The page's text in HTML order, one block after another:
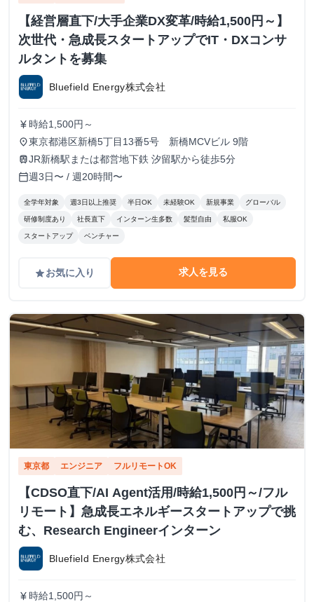
【経営層直下/大手企業DX変革/時給1,500円～】
次世代・急成長スタートアップでIT・DXコンサ
ルタントを募集
Bluefield Energy株式会社
currency_yen 時給1,500円～
place東京都港区新橋5丁目13番5号 新橋MCVビル 9階
trainJR新橋駅または都営地下鉄 汐留駅から徒歩5分
calendar_today週3日〜 / 週20時間〜
全学年対象 週3日以上推奨 半日OK 未経験OK 新規事業 グローバル
研修制度あり 社長直下 インターン生多数 髪型自由 私服OK
スタートアップ ベンチャー
gradeお気に入り 求人を見る
東京都 エンジニア フルリモートOK
【CDSO直下/AI Agent活用/時給1,500円～/フル
リモート】急成長エネルギースタートアップで挑
む、Research Engineerインターン
Bluefield Energy株式会社
currency_yen 時給1,500円～